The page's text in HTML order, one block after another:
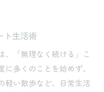
ト生活術
、「無理なく続ける」こ
多くのことを始めず、
軽い散歩など、日常生活